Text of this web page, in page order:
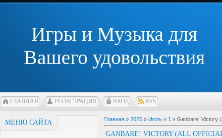
Игры и Музыка для
Вашего удовольствия
ГЛАВНАЯ РЕГИСТРАЦИЯ ВХОД RSS
МЕНЮ САЙТА Главная » 2025 » Июль » 1 » Ganbare! Victory
GANBARE! VICTORY (ALL